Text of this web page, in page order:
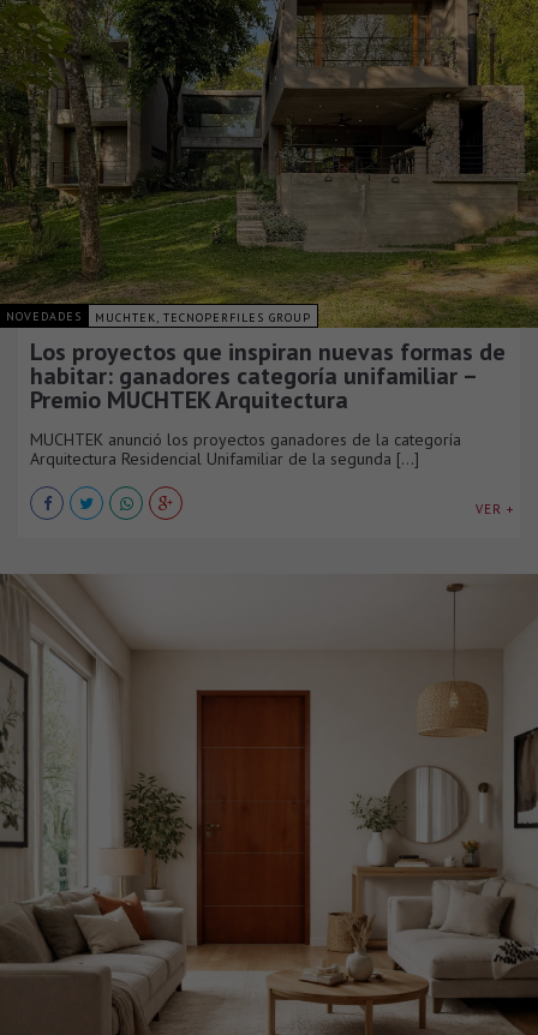
NOVEDADES MUCHTEK, TECNOPERFILES GROUP
Los proyectos que inspiran nuevas formas de
habitar: ganadores categoría unifamiliar –
Premio MUCHTEK Arquitectura
MUCHTEK anunció los proyectos ganadores de la categoría
Arquitectura Residencial Unifamiliar de la segunda [...]
VER +